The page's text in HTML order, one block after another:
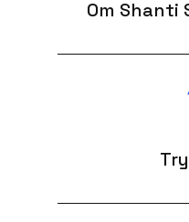
Om Shanti